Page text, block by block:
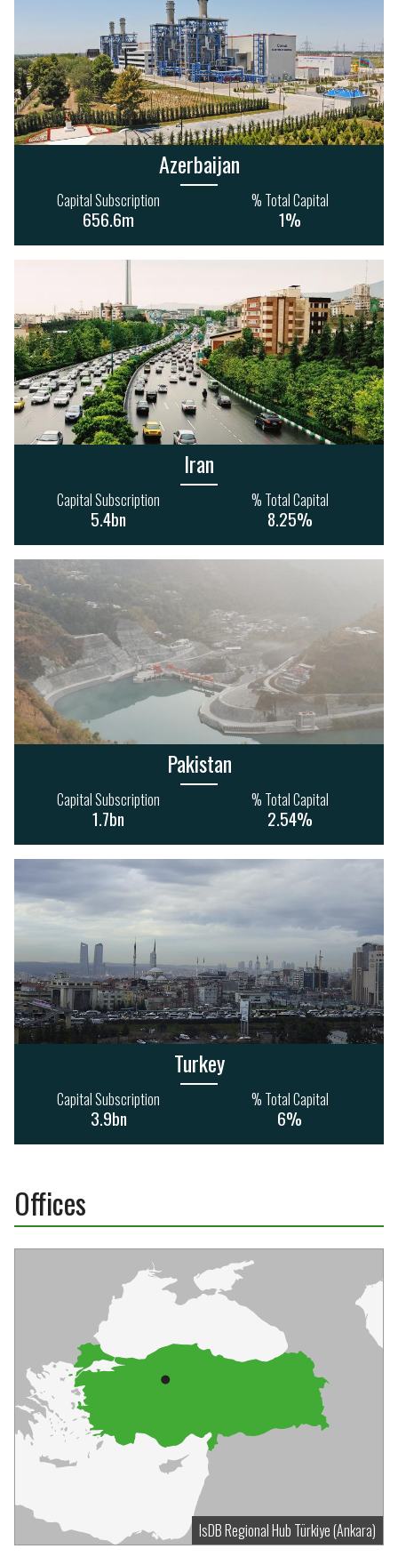
Azerbaijan
Capital Subscription
656.6m
% Total Capital
1%
Iran
Capital Subscription
5.4bn
% Total Capital
8.25%
Pakistan
Capital Subscription
1.7bn
% Total Capital
2.54%
Turkey
Capital Subscription
3.9bn
% Total Capital
6%
Offices
IsDB Regional Hub Türkiye (Ankara)